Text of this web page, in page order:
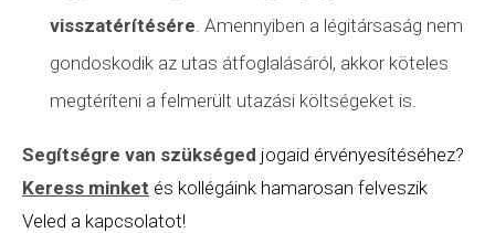
visszatérítésére . Amennyiben a légitársaság nem
gondoskodik az utas átfoglalásáról, akkor köteles
megtéríteni a felmerült utazási költségeket is.
Segítségre van szükséged jogaid érvényesítéséhez?
Keress minket és kollégáink hamarosan felveszik
Veled a kapcsolatot!